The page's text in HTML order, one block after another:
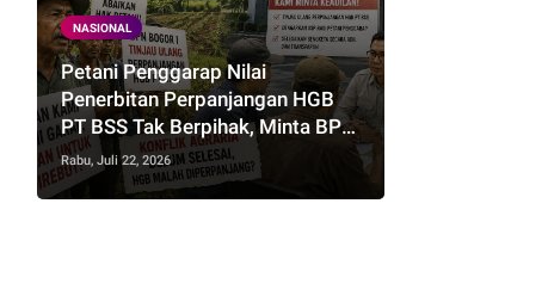
NASIONAL
Petani Penggarap Nilai
Penerbitan Perpanjangan HGB
PT BSS Tak Berpihak, Minta BPN
Bogor I Tinjau Ulang
Rabu, Juli 22, 2026